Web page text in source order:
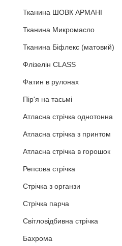
Тканина ШОВК АРМАНІ
Тканина Микромасло
Тканина Біфлекс (матовий)
Флізелін CLASS
Фатин в рулонах
Пір'я на тасьмі
Атласна стрічка однотонна
Атласна стрічка з принтом
Атласна стрічка в горошок
Репсова стрічка
Стрічка з органзи
Стрічка парча
Світловідбивна стрічка
Бахрома